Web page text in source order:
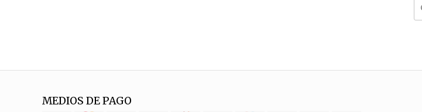
MEDIOS DE PAGO